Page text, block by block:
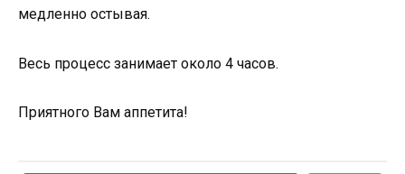
медленно остывая.
Весь процесс занимает около 4 часов.
Приятного Вам аппетита!